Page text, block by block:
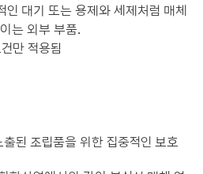
인 대기 또는 용제와 세제처럼 매체
는 외부 부품.
만 적용됨
된 조립품을 위한 집중적인 보호